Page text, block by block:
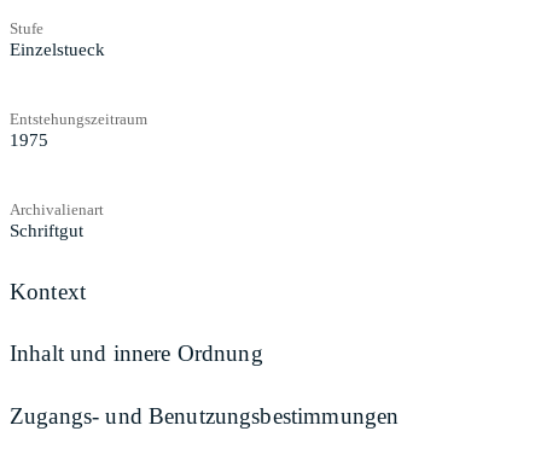
Stufe
Einzelstueck
Entstehungszeitraum
1975
Archivalienart
Schriftgut
Kontext
Inhalt und innere Ordnung
Zugangs- und Benutzungsbestimmungen